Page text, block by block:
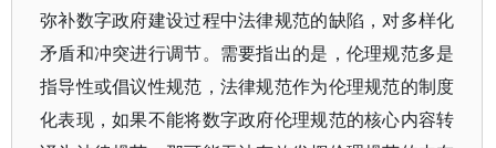
弥补数字政府建设过程中法律规范的缺陷，对多样化
矛盾和冲突进行调节。需要指出的是，伦理规范多是
指导性或倡议性规范，法律规范作为伦理规范的制度
化表现，如果不能将数字政府伦理规范的核心内容转